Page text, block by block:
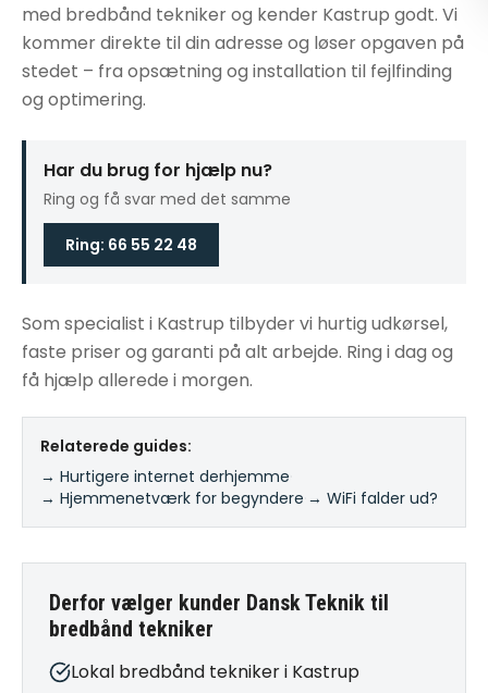
med bredbånd tekniker og kender Kastrup godt. Vi
kommer direkte til din adresse og løser opgaven på
stedet – fra opsætning og installation til fejlfinding
og optimering.
Har du brug for hjælp nu?
Ring og få svar med det samme
Ring: 66 55 22 48
Som specialist i Kastrup tilbyder vi hurtig udkørsel,
faste priser og garanti på alt arbejde. Ring i dag og
få hjælp allerede i morgen.
Relaterede guides:
→ Hurtigere internet derhjemme
→ Hjemmenetværk for begyndere → WiFi falder ud?
Derfor vælger kunder Dansk Teknik til
bredbånd tekniker
Lokal bredbånd tekniker i Kastrup